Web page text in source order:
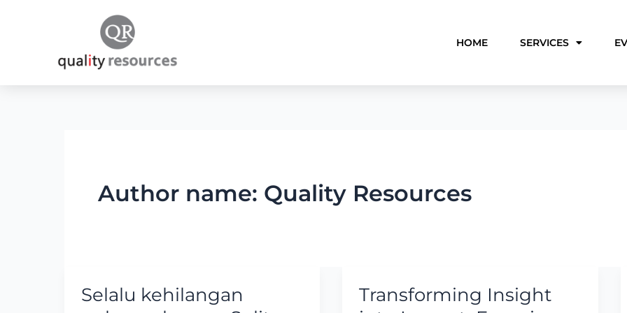
HOME SERVICES
Author name: Quality Resources
Selalu kehilangan
Selalu
kehilangan
Transforming Insight
Transforming
Insight